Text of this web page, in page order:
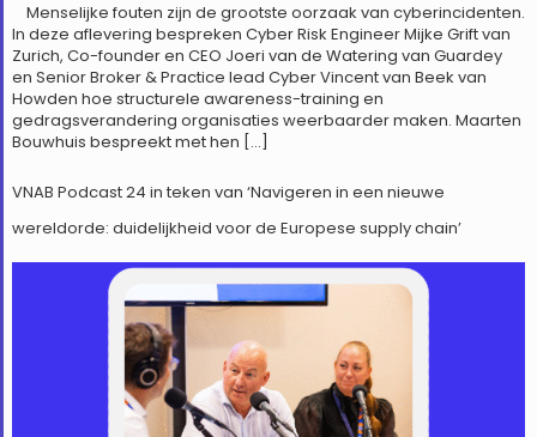
Menselijke fouten zijn de grootste oorzaak van cyberincidenten.
In deze aflevering bespreken Cyber Risk Engineer Mijke Grift van
Zurich, Co-founder en CEO Joeri van de Watering van Guardey
en Senior Broker & Practice lead Cyber Vincent van Beek van
Howden hoe structurele awareness-training en
gedragsverandering organisaties weerbaarder maken. Maarten
Bouwhuis bespreekt met hen […]
VNAB Podcast 24 in teken van ‘Navigeren in een nieuwe
wereldorde: duidelijkheid voor de Europese supply chain’